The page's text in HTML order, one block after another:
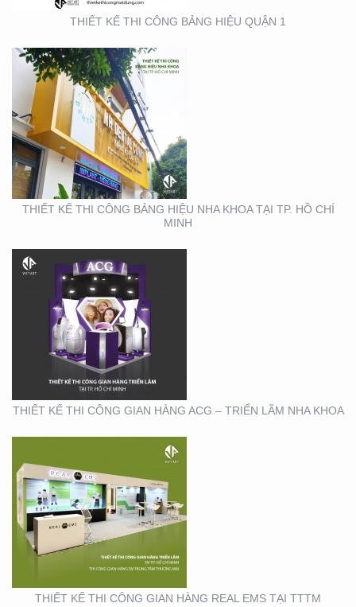
THIẾT KẾ THI CÔNG BẢNG HIỆU QUẬN 1
THIẾT KẾ THI CÔNG BẢNG HIỆU NHA KHOA TẠI TP. HỒ CHÍ
MINH
THIẾT KẾ THI CÔNG
GIAN HÀNG ACG –
TRIỂN LÃM NHA KHOA
THIẾT KẾ THI CÔNG GIAN HÀNG ACG – TRIỂN LÃM NHA KHOA
THIẾT KẾ THI CÔNG
GIAN HÀNG REAL EMS
TẠI TTTM
THIẾT KẾ THI CÔNG GIAN HÀNG REAL EMS TẠI TTTM
THIẾT KẾ THI CÔNG
CHUỖI CỬA HÀNG
THỨC ĂN NHANH TORKI